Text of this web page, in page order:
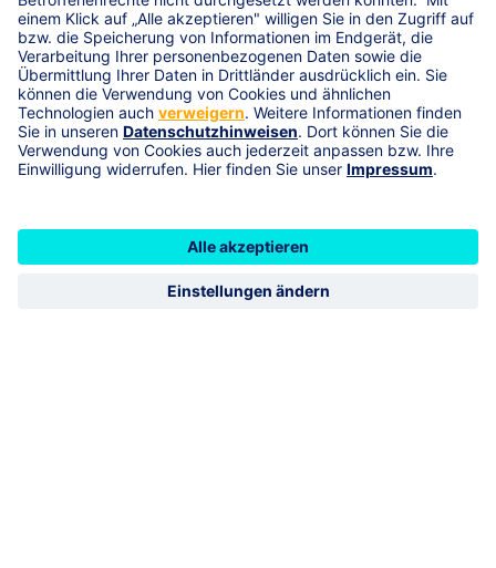
Edisonstraße 5
02625 Bautzen
Schulstraße 19b
02977 Hoyerswerda
02906 Niesky
Bautzener Straße 77